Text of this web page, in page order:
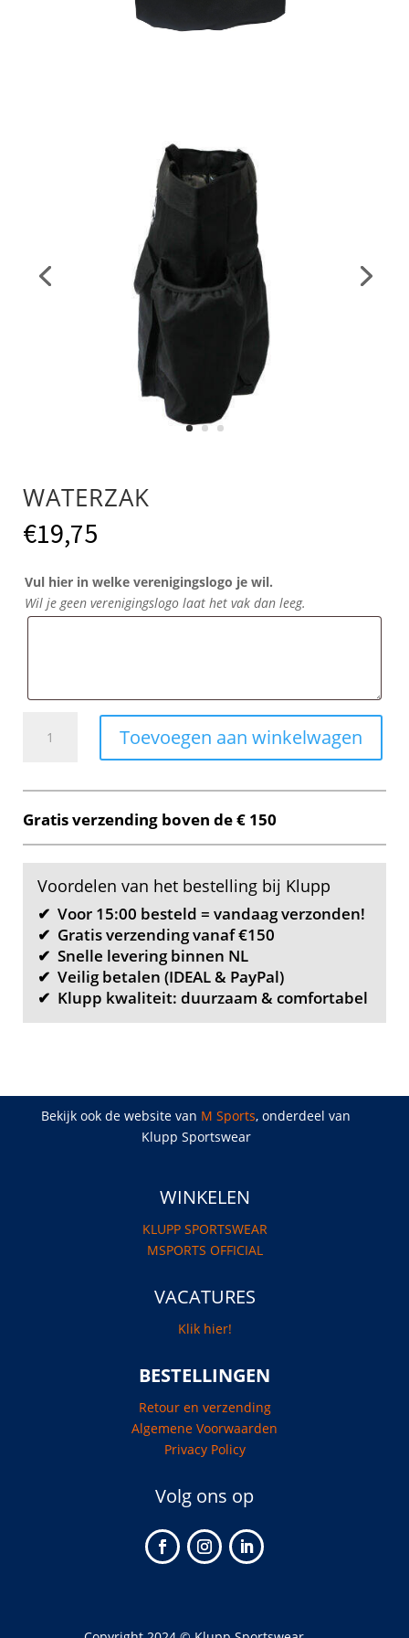
WATERZAK
€19,75
Vul hier in welke verenigingslogo je wil.
Wil je geen verenigingslogo laat het vak dan leeg.
aantal
Toevoegen aan winkelwagen
Gratis verzending boven de € 150
Voordelen van het bestelling bij Klupp
✔ Voor 15:00 besteld = vandaag verzonden!
✔ Gratis verzending vanaf €150
✔ Snelle levering binnen NL
✔ Veilig betalen (IDEAL & PayPal)
✔ Klupp kwaliteit: duurzaam & comfortabel
Bekijk ook de website van M Sports, onderdeel van
Klupp Sportswear
WINKELEN
KLUPP SPORTSWEAR
MSPORTS OFFICIAL
VACATURES
Klik hier!
BESTELLINGEN
Retour en verzending
Algemene Voorwaarden
Privacy Policy
Volg ons op